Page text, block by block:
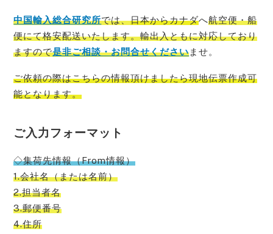
中国輸入総合研究所では、日本からカナダへ航空便・船
便にて格安配送いたします。輸出入ともに対応しており
ますので是非ご相談・お問合せくださいませ。
ご依頼の際はこちらの情報頂けましたら現地伝票作成可
能となります。
ご入力フォーマット
◇集荷先情報（From情報）
1.会社名（または名前）
2.担当者名
3.郵便番号
4.住所